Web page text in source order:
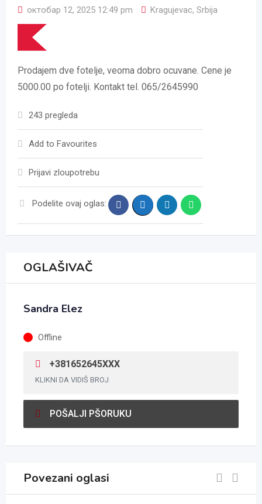
октобар 12, 2025 12:49 pm Kragujevac, Srbija
Prodajem dve fotelje, veoma dobro ocuvane. Cene je
5000.00 po fotelji. Kontakt tel. 065/2645990
243 pregleda
Add to Favourites
Prijavi zloupotrebu
Podelite ovaj oglas:
OGLAŠIVAČ
Sandra Elez
Offline
+381652645XXX
KLIKNI DA VIDIŠ BROJ
POŠALJI PŠORUKU
Povezani oglasi